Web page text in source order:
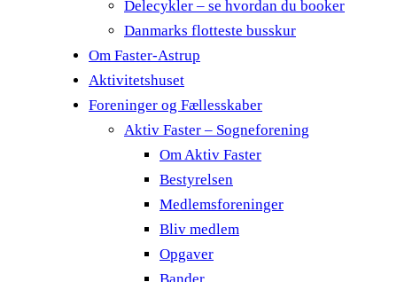
Delecykler – se hvordan du booker
Danmarks flotteste busskur
Om Faster-Astrup
Aktivitetshuset
Foreninger og Fællesskaber
Aktiv Faster – Sogneforening
Om Aktiv Faster
Bestyrelsen
Medlemsforeninger
Bliv medlem
Opgaver